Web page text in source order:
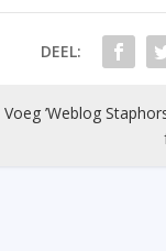
DEEL:
’Weblog